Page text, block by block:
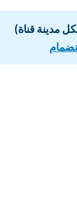
مدينة قناة)